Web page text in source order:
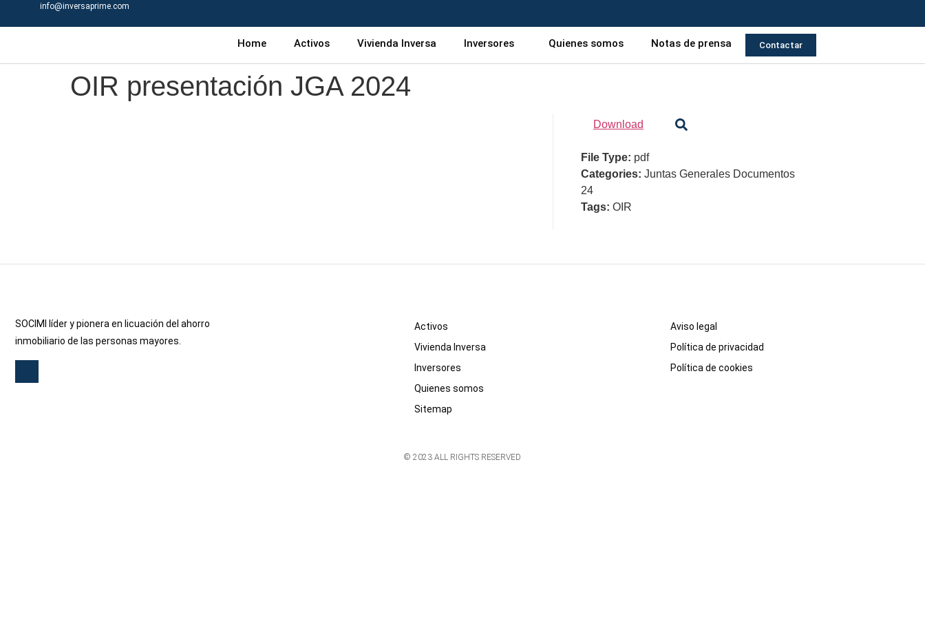
info@inversaprime.com
Home Activos Vivienda Inversa Inversores Quienes somos Notas de prensa Contactar
OIR presentación JGA 2024
Download
File Type: pdf
Categories: Juntas Generales Documentos
24
Tags: OIR
SOCIMI líder y pionera en licuación del ahorro
inmobiliario de las personas mayores.
Activos
Vivienda Inversa
Inversores
Quienes somos
Sitemap
Aviso legal
Política de privacidad
Política de cookies
© 2023 ALL RIGHTS RESERVED​